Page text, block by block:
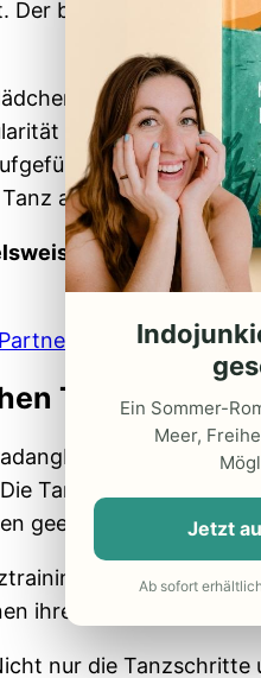
beeindruckendste
mit einem
des Tanzes bei
Lese dir auf alle
an.
online
Tänzer
geboren. Er
Tanzgruppe besteht
geeigneten Tänzer
Zu jener Zeit
ihre Tanzausbildung
nur die Tanzschritte
Ein Sommer-
Meer,
Jetzt
Ab sofort